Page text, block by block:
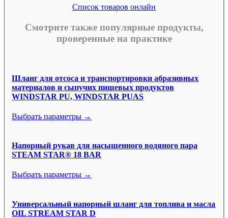
Список товаров онлайн
Смотрите также популярные продукты,
проверенные на практике
Шланг для отсоса и транспортировки абразивных
материалов и сыпучих пищевых продуктов
WINDSTAR PU, WINDSTAR PUAS
Выбрать параметры →
Напорный рукав для насыщенного водяного пара
STEAM STAR® 18 BAR
Выбрать параметры →
Универсальный напорный шланг для топлива и масла
OIL STREAM STAR D